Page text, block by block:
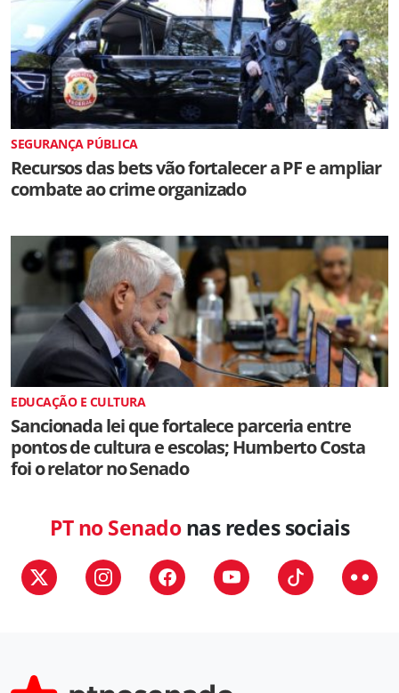
SEGURANÇA PÚBLICA
Recursos das bets vão fortalecer a PF e ampliar
combate ao crime organizado
EDUCAÇÃO E CULTURA
Sancionada lei que fortalece parceria entre
pontos de cultura e escolas; Humberto Costa
foi o relator no Senado
PT no Senadonas redes sociais